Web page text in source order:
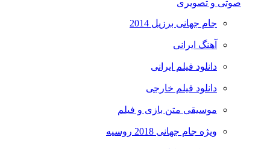
صوتی و تصویری
جام جهانی برزیل 2014
آهنگ ایرانی
دانلود فیلم ایرانی
دانلود فیلم خارجی
موسیقی متن بازی و فیلم
ویژه جام جهانی 2018 روسیه